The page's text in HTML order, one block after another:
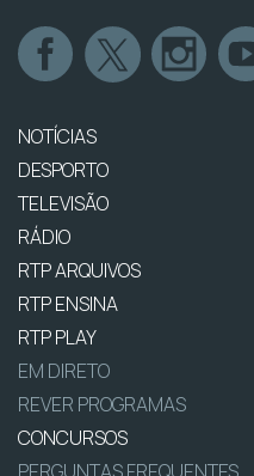
NOTÍCIAS
DESPORTO
TELEVISÃO
RÁDIO
RTP ARQUIVOS
RTP ENSINA
RTP PLAY
EM DIRETO
REVER PROGRAMAS
CONCURSOS